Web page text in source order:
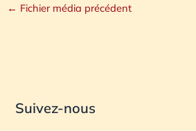
← Fichier média précédent
Suivez-nous